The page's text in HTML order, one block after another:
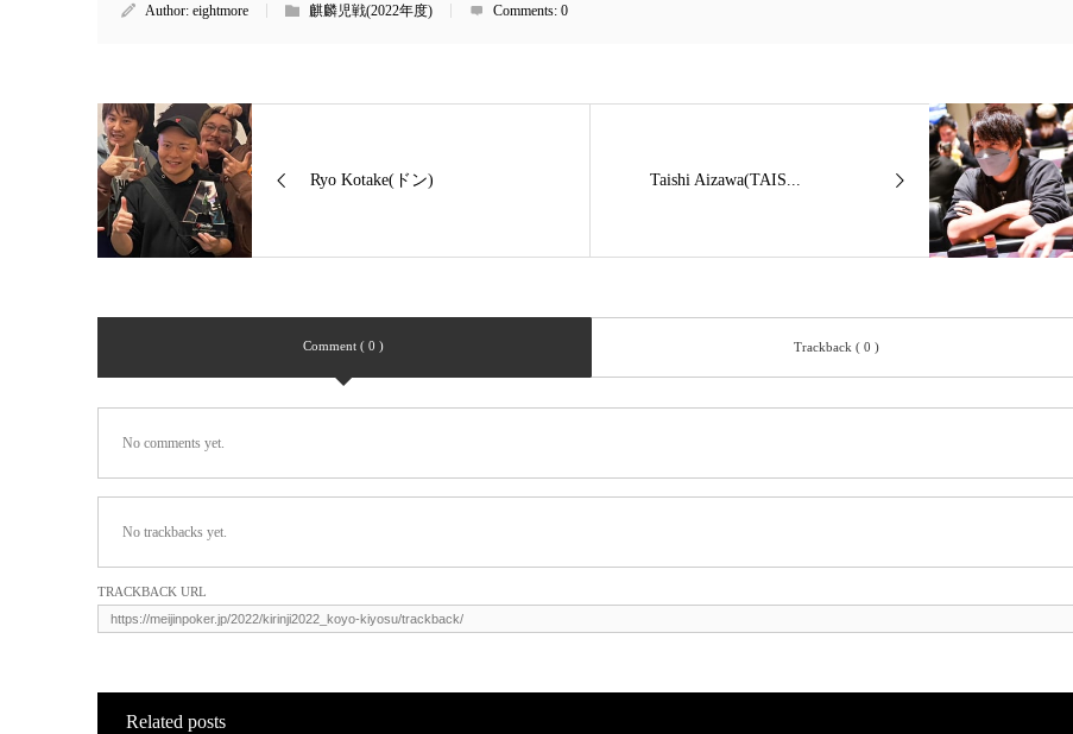
Author: eightmore 麒麟児戦(2022年度) Comments: 0
Ryo Kotake(ドン) Taishi Aizawa(TAIS...
Comment ( 0 ) Trackback ( 0 )
No comments yet.
No trackbacks yet.
TRACKBACK URL
Related posts